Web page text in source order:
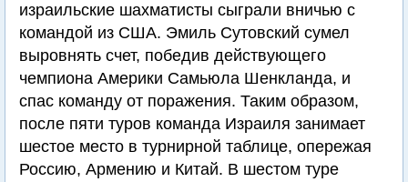
израильские шахматисты сыграли вничью с
командой из США. Эмиль Сутовский сумел
выровнять счет, победив действующего
чемпиона Америки Самьюла Шенкланда, и
спас команду от поражения. Таким образом,
после пяти туров команда Израиля занимает
шестое место в турнирной таблице, опережая
Россию, Армению и Китай. В шестом туре